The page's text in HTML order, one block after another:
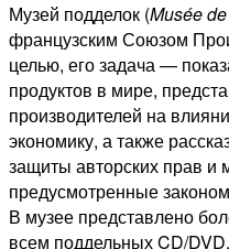
Музей подделок (Musée
французским Союзом
целью, его задача —
продуктов в мире,
производителей на
экономику, а также
защиты авторских прав и
предусмотренные
В музее представлено
всем поддельных CD/